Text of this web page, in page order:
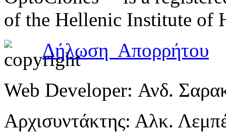
of the Hellenic Institute of
Δήλωση Απορρήτου
Web Developer: Ανδ.
Αρχισυντάκτης: Αλκ.